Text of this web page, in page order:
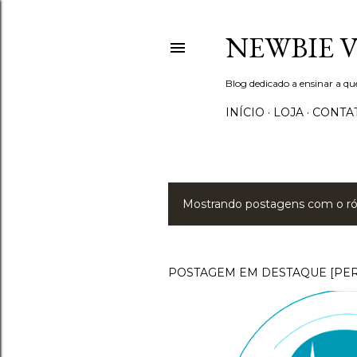
NEWBIE
Blog dedicado a ensinar a
INÍCIO LOJA
P
s
Mostrando postagens com o
POSTAGEM EM DESTAQUE